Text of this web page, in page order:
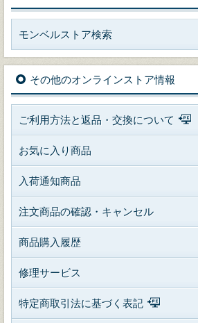
モンベルストア検索
その他のオンラインストア情報
ご利用方法と返品・交換について
お気に入り商品
入荷通知商品
注文商品の確認・キャンセル
商品購入履歴
修理サービス
特定商取引法に基づく表記